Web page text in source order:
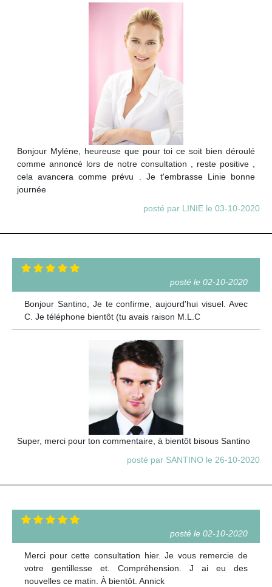
Bonjour Myléne, heureuse que pour toi ce soit bien déroulé
comme annoncé lors de notre consultation , reste positive ,
cela avancera comme prévu . Je t'embrasse Linie bonne
journée
posté par LINIE le 03-10-2020
posté le 02-10-2020
Bonjour Santino, Je te confirme, aujourd'hui visuel. Avec
C. Je téléphone bientôt (tu avais raison M.L.C
Super, merci pour ton commentaire, à bientôt bisous Santino
posté par SANTINO le 26-10-2020
posté le 02-10-2020
Merci pour cette consultation hier. Je vous remercie de
votre gentillesse et. Compréhension. J ai eu des
nouvelles ce matin. À bientôt. Annick